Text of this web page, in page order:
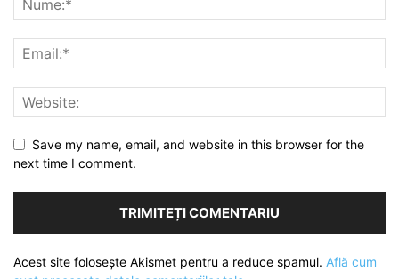
Save my name, email, and website in this browser for the
next time I comment.
Acest site folosește Akismet pentru a reduce spamul. Află cum